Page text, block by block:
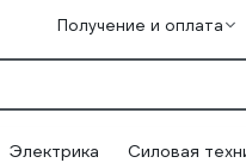
Получение и оплата
Электрика Силовая